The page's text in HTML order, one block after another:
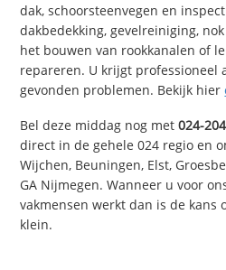
dak, schoorsteenvegen en
dakbedekking, gevelreiniging,
het bouwen van rookkanalen of
repareren. U krijgt professioneel
gevonden problemen. Bekijk hier
Bel deze middag nog met024-
direct in de gehele 024 regio en
Wijchen, Beuningen, Elst,
GA Nijmegen. Wanneer u voor
vakmensen werkt dan is de kans
klein.